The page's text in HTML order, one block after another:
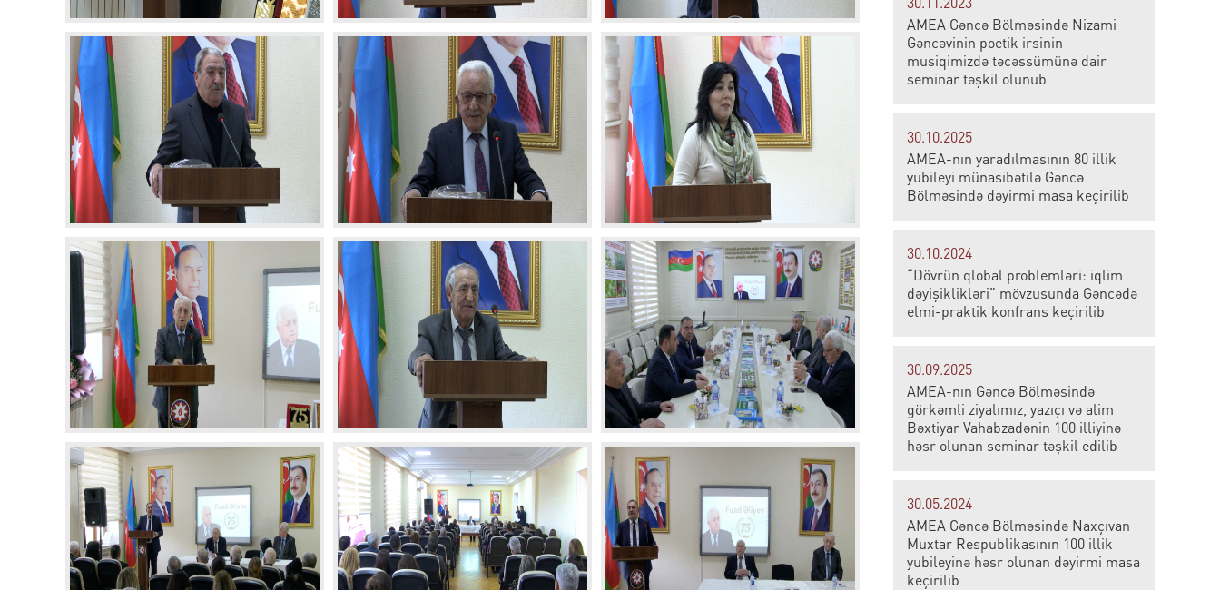
AMEA Gəncə Bölməsində Nizami
Gəncəvinin poetik irsinin
musiqimizdə təcəssümünə dair
seminar təşkil olunub
30.10.2025
AMEA-nın yaradılmasının 80 illik
yubileyi münasibətilə Gəncə
Bölməsində dəyirmi masa keçirilib
30.10.2024
“Dövrün qlobal problemləri: iqlim
dəyişiklikləri” mövzusunda Gəncədə
elmi-praktik konfrans keçirilib
30.09.2025
AMEA-nın Gəncə Bölməsində
görkəmli ziyalımız, yazıçı və alim
Bəxtiyar Vahabzadənin 100 illiyinə
həsr olunan seminar təşkil edilib
30.05.2024
AMEA Gəncə Bölməsində Naxçıvan
Muxtar Respublikasının 100 illik
yubileyinə həsr olunan dəyirmi masa
keçirilib